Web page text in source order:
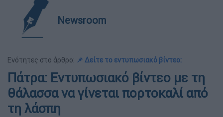
Newsroom
Ενότητες στο άρθρο: 📌 Δείτε το εντυπωσιακό βίντεο:
Πάτρα: Εντυπωσιακό βίντεο με τη
θάλασσα να γίνεται πορτοκαλί από
τη λάσπη